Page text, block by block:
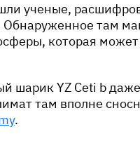
ученые,
Обнаруженное там
которая
шарик YZ Ceti b
там вполне
.